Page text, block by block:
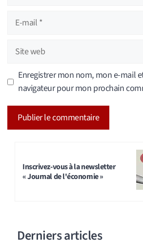
Site
Enregistrer mon nom, mon e-mail
navigateur pour mon prochain
Inscrivez-vous à la newsletter
« Journal de l'économie »
Derniers articles